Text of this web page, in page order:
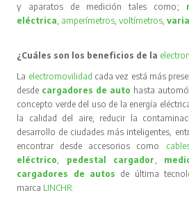
y aparatos de medición tales como;
eléctrica amperímetros ,voltímetros ,
¿Cuáles son los beneficios de la
La electromovilidad cada vez está más
desde cargadores de auto hasta
concepto verde del uso de la energía
la calidad del aire, reducir la
desarrollo de ciudades más inteligentes,
encontrar desde accesorios como
eléctrico
pedestal cargador
cargadores de autos de última
marca LINCHR